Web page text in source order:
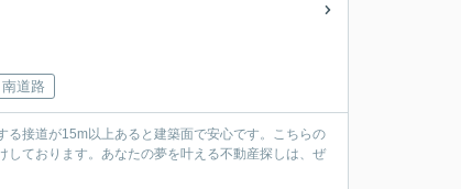
南道路
接道が15m以上あると建築面で安心です。こちらの
ております。あなたの夢を叶える不動産探しは、ぜ